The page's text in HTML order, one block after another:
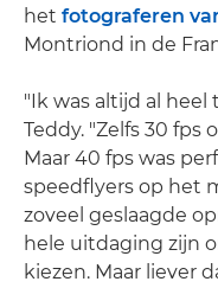
het fotograferen
Montriond in de
"Ik was altijd al heel
Teddy. "Zelfs 30 fps
Maar 40 fps was
speedflyers op het
zoveel geslaagde
hele uitdaging zijn
kiezen. Maar liever